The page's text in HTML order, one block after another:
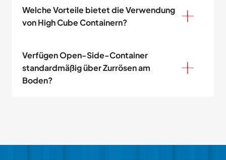
Welche Vorteile bietet die Verwendung
von High Cube Containern?
Verfügen Open-Side-Container
standardmäßig über Zurrösen am
Boden?